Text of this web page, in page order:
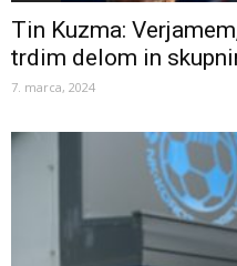
Tin Kuzma:
trdim delom in
7. marca, 2024